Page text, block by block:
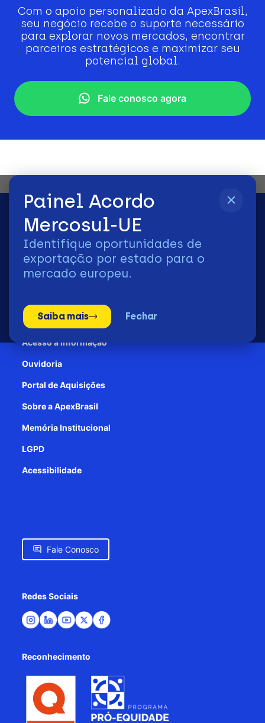
Com o apoio personalizado da ApexBrasil,
seu negócio recebe o suporte necessário
para explorar novos mercados, encontrar
parceiros estratégicos e maximizar seu
potencial global.
Fale conosco agora
Painel Acordo
Mercosul-UE
Identifique oportunidades de
exportação por estado para o
mercado europeu.
Saiba mais Fechar
2026 | © Todos os Direitos Reservados - ApexBrasil
Patrocínio
Acesso à informação
Ouvidoria
Portal de Aquisições
Sobre a ApexBrasil
Memória Institucional
LGPD
Acessibilidade
Fale Conosco
Redes Sociais
Reconhecimento